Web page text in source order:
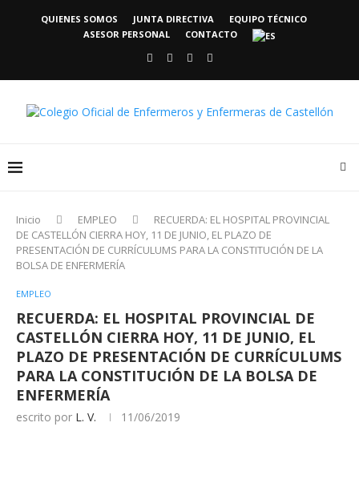
QUIENES SOMOS JUNTA DIRECTIVA
EQUIPO TÉCNICO
ASESOR PERSONAL
CONTACTO
Inicio EMPLEO
RECUERDA: EL HOSPITAL PROVINCIAL
DE CASTELLÓN CIERRA HOY, 11 DE JUNIO, EL PLAZO DE
PRESENTACIÓN DE CURRÍCULUMS PARA LA CONSTITUCIÓN DE LA
BOLSA DE ENFERMERÍA
EMPLEO
RECUERDA: EL HOSPITAL PROVINCIAL DE
CASTELLÓN CIERRA HOY, 11 DE JUNIO, EL
PLAZO DE PRESENTACIÓN DE CURRÍCULUMS
PARA LA CONSTITUCIÓN DE LA BOLSA DE
ENFERMERÍA
escrito por L. V. 11/06/2019